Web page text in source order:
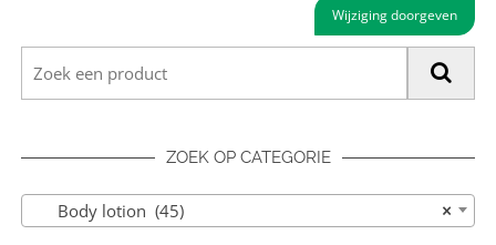
Wijziging doorgeven
ZOEK OP CATEGORIE
×
Body lotion (45)